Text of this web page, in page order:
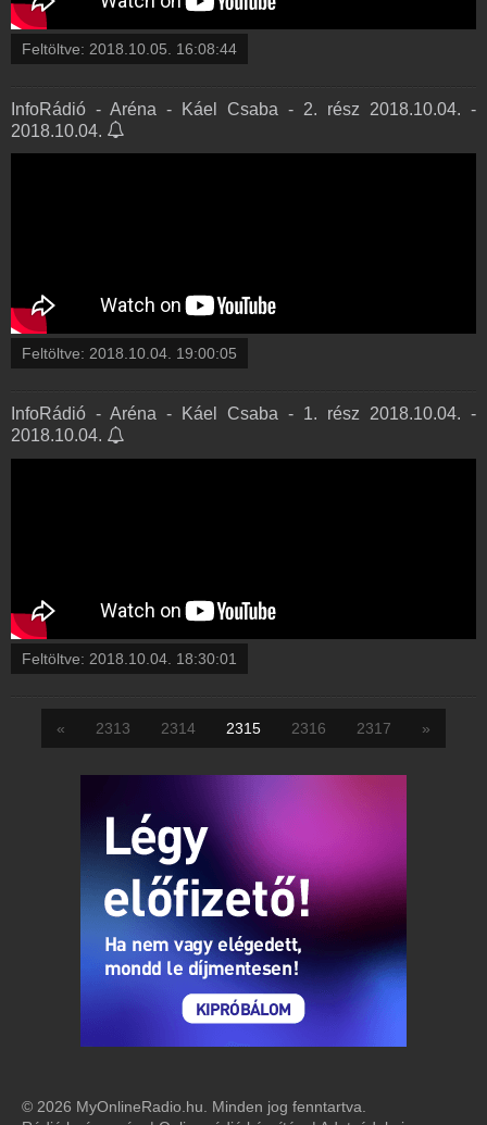
Feltöltve: 2018.10.05. 16:08:44
InfoRádió - Aréna - Káel Csaba - 2. rész 2018.10.04. -
2018.10.04.
Feltöltve: 2018.10.04. 19:00:05
InfoRádió - Aréna - Káel Csaba - 1. rész 2018.10.04. -
2018.10.04.
Feltöltve: 2018.10.04. 18:30:01
« 2313 2314 2315 2316 2317 »
© 2026 MyOnlineRadio.hu. Minden jog fenntartva.